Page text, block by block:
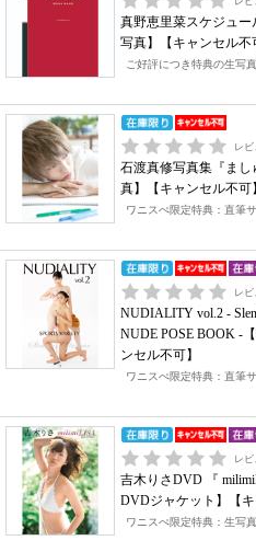
真野恵里菜スケジュ
写真】【キャンセル不
ご好評につき特典の生写
レビ
石渡真修写真集『ま
真】【キャンセル不可】
ワニスぺ限定特典：直筆
レビ
NUDIALITY vol.2 -
NUDE POSE BOOK -
ンセル不可】
ワニスぺ限定特典：直筆
レビ
吉木りさDVD 『
DVDジャケット】【キ
ワニスぺ限定特典：生写